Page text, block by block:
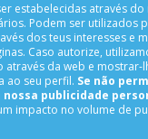
estabelecidas através
Podem ser utilizados
dos teus interesses e
Caso autorize,
através da web e
ao seu perfil. Se não
publicidade
impacto no volume de